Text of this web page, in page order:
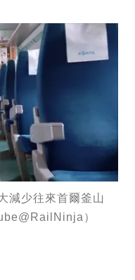
減少往來首爾釜山
）